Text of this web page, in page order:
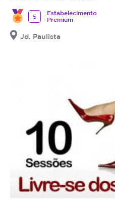
5
Estabelecimento
Premium
Jd. Paulista